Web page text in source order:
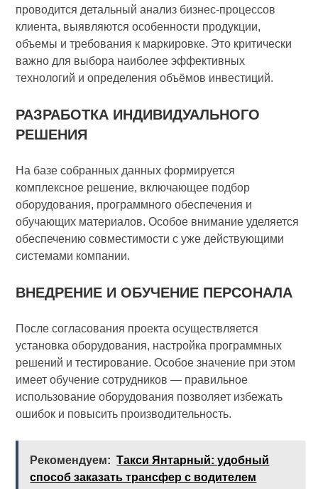
проводится детальный анализ бизнес-процессов
клиента, выявляются особенности продукции,
объемы и требования к маркировке. Это критически
важно для выбора наиболее эффективных
технологий и определения объёмов инвестиций.
РАЗРАБОТКА ИНДИВИДУАЛЬНОГО
РЕШЕНИЯ
На базе собранных данных формируется
комплексное решение, включающее подбор
оборудования, программного обеспечения и
обучающих материалов. Особое внимание уделяется
обеспечению совместимости с уже действующими
системами компании.
ВНЕДРЕНИЕ И ОБУЧЕНИЕ ПЕРСОНАЛА
После согласования проекта осуществляется
установка оборудования, настройка программных
решений и тестирование. Особое значение при этом
имеет обучение сотрудников — правильное
использование оборудования позволяет избежать
ошибок и повысить производительность.
Рекомендуем: Такси Янтарный: удобный
способ заказать трансфер с водителем